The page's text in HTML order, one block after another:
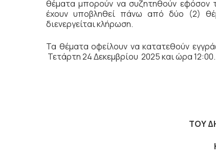
θέματα μπορούν να συζητηθούν εφόσον
έχουν υποβληθεί πάνω από δύο (2)
διενεργείται κλήρωση.
Τα θέματα οφείλουν να κατατεθούν
Τετάρτη 24 Δεκεμβρίου 2025 και ώρα 12:00.
ΤΟΥ